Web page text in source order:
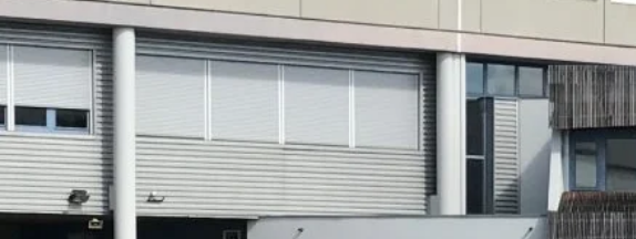
Test
laetitiaciesielski
21 déc. 2021
1 min de lecture